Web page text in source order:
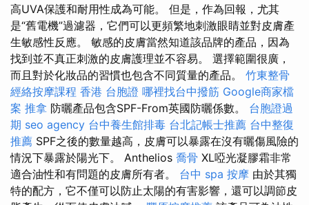
高UVA保護和耐用性成為可能。 但是，作為回報，尤其
是“舊電機”過濾器，它們可以更頻繁地刺激眼睛並對皮膚產
生敏感性反應。 敏感的皮膚當然知道該品牌的產品，因為
找到並不真正刺激的皮膚護理並不容易。 選擇範圍很廣，
而且對於化妝品的習慣也包含不同質量的產品。 竹東整骨
經絡按摩課程 香港 台胞證 哪裡找台中撥筋 Google商家檔
案 推拿 防曬產品包含SPF-From英國防曬係數。 台胞證過
期 seo agency 台中養生館排毒 台北記帳士推薦 台中整復
推薦 SPF之後的數量越高，皮膚可以暴露在沒有曬傷風險的
情況下暴露於陽光下。 Anthelios 喬骨 XL啞光凝膠霜非常
適合油性和有問題的皮膚所有者。 台中 spa 按摩 由於其獨
特的配方，它不僅可以防止太陽的有害影響，還可以調節皮